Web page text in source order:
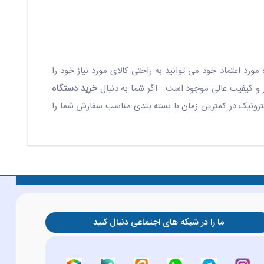
اعتماد خود می توانید به راحتی کالای مورد نیاز خود را
و کیفیت عالی موجود است . اگر شما به دنبالخرید دستگاه
در کمترین زمان با بسته بندی مناسب سفارش شما را
ما را در شبکه های اجتماعی دنبال کنید